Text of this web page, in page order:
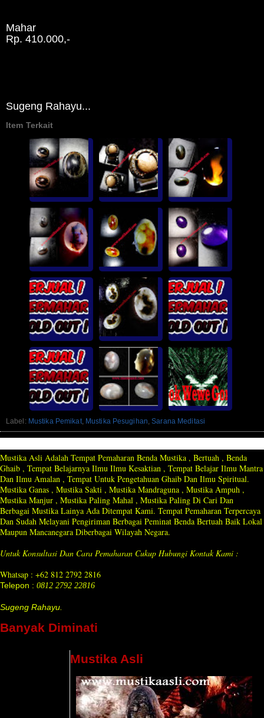
Mahar
Rp. 410.000,-
Sugeng Rahayu...
Item Terkait
Label: Mustika Pemikat, Mustika Pesugihan,Sarana Meditasi
Mustika Asli Adalah Tempat Pemaharan Benda Mustika , Bertuah , Benda
Ghaib , Tempat Belajarnya Ilmu Ilmu Kesaktian , Tempat Belajar Ilmu Mantra
Dan Ilmu Amalan , Tempat Untuk Pengetahuan Ghaib Dan Ilmu Spiritual.
Mustika Ganas , Mustika Sakti , Mustika Mandraguna , Mustika Ampuh ,
Mustika Manjur , Mustika Paling Mahal , Mustika Paling Di Cari Dan
Berbagai Mustika Lainya Ada Ditempat Kami. Tempat Pemaharan Terpercaya
Dan Sudah Melayani Pengiriman Berbagai Peminat Benda Bertuah Baik Lokal
Maupun Mancanegara Diberbagai Wilayah Negara.
Untuk Konsultasi Dan Cara Pemaharan Cukup Hubungi Kontak Kami :
Whatsap : +62 812 2792 2816
Telepon : 0812 2792 22816
Sugeng Rahayu.
Banyak Diminati
Mustika Asli